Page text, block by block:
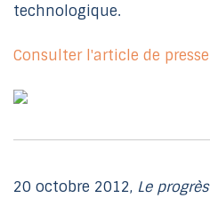
technologique.
Consulter l'article de presse
20 octobre 2012, Le progrès